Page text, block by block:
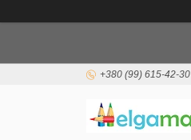
+380 (99) 615-42-30